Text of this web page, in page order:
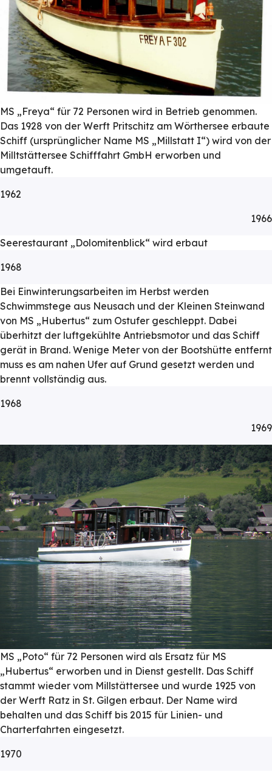
MS „Freya“ für 72 Personen wird in Betrieb genommen.
Das 1928 von der Werft Pritschitz am Wörthersee erbaute
Schiff (ursprünglicher Name MS „Millstatt I“) wird von der
Milltstättersee Schifffahrt GmbH erworben und
umgetauft.
1962
1966
Seerestaurant „Dolomitenblick“ wird erbaut
1968
Bei Einwinterungsarbeiten im Herbst werden
Schwimmstege aus Neusach und der Kleinen Steinwand
von MS „Hubertus“ zum Ostufer geschleppt. Dabei
überhitzt der luftgekühlte Antriebsmotor und das Schiff
gerät in Brand. Wenige Meter von der Bootshütte entfernt
muss es am nahen Ufer auf Grund gesetzt werden und
brennt vollständig aus.
1968
1969
MS „Poto“ für 72 Personen wird als Ersatz für MS
„Hubertus“ erworben und in Dienst gestellt. Das Schiff
stammt wieder vom Millstättersee und wurde 1925 von
der Werft Ratz in St. Gilgen erbaut. Der Name wird
behalten und das Schiff bis 2015 für Linien- und
Charterfahrten eingesetzt.
1970